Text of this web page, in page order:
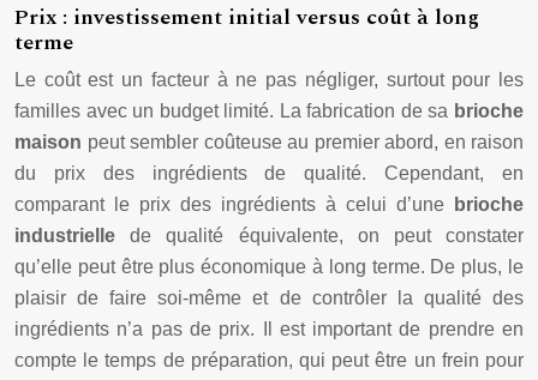
Prix : investissement initial versus coût à long
terme
Le coût est un facteur à ne pas négliger, surtout pour les
familles avec un budget limité. La fabrication de sa brioche
maison peut sembler coûteuse au premier abord, en raison
du prix des ingrédients de qualité. Cependant, en
comparant le prix des ingrédients à celui d’une
brioche
industriellede qualité équivalente, on peut constater
qu’elle peut être plus économique à long terme. De plus, le
plaisir de faire soi-même et de contrôler la qualité des
ingrédients n’a pas de prix. Il est important de prendre en
compte le temps de préparation, qui peut être un frein pour